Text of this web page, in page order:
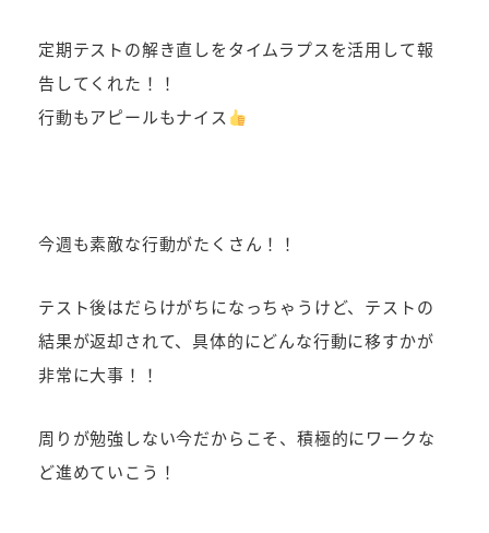
定期テストの解き直しをタイムラプスを活用して報
告してくれた！！
行動もアピールもナイス
今週も素敵な行動がたくさん！！
テスト後はだらけがちになっちゃうけど、テストの
結果が返却されて、具体的にどんな行動に移すかが
非常に大事！！
周りが勉強しない今だからこそ、積極的にワークな
ど進めていこう！